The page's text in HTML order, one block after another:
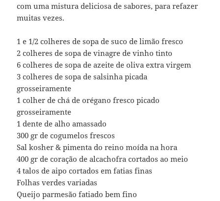
com uma mistura deliciosa de sabores, para refazer
muitas vezes.
1 e 1/2 colheres de sopa de suco de limão fresco
2 colheres de sopa de vinagre de vinho tinto
6 colheres de sopa de azeite de oliva extra virgem
3 colheres de sopa de salsinha picada
grosseiramente
1 colher de chá de orégano fresco picado
grosseiramente
1 dente de alho amassado
300 gr de cogumelos frescos
Sal kosher & pimenta do reino moída na hora
400 gr de coração de alcachofra cortados ao meio
4 talos de aipo cortados em fatias finas
Folhas verdes variadas
Queijo parmesão fatiado bem fino